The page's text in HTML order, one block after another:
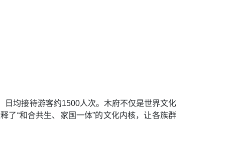
日均接待游客约1500人次。木府不仅是世界文化
了“和合共生、家国一体”的文化内核，让各族群